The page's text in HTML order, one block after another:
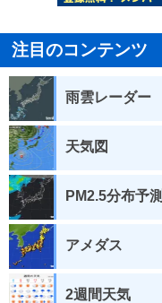
注目のコンテンツ
雨雲レーダー
天気図
PM2.5分布予測
アメダス
2週間天気